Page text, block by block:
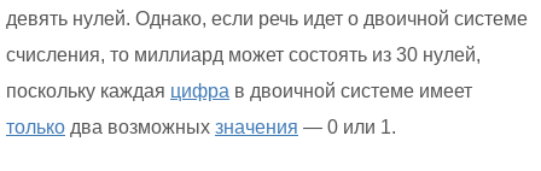
девять нулей. Однако, если речь идет о двоичной системе
счисления, то миллиард может состоять из 30 нулей,
поскольку каждая цифра в двоичной системе имеет
только два возможных значения — 0 или 1.